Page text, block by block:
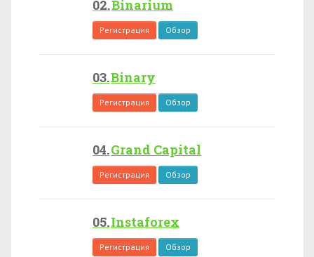
Binarium
Регистрация Обзор
Binary
Регистрация Обзор
Grand Capital
Регистрация Обзор
Instaforex
Регистрация Обзор